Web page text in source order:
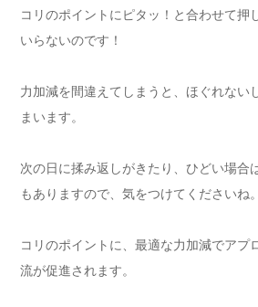
コリのポイントにピタッ！と合わせて押
いらないのです！
力加減を間違えてしまうと、ほぐれない
まいます。
次の日に揉み返しがきたり、ひどい場合
もありますので、気をつけてくださいね。
コリのポイントに、最適な力加減でアプ
流が促進されます。